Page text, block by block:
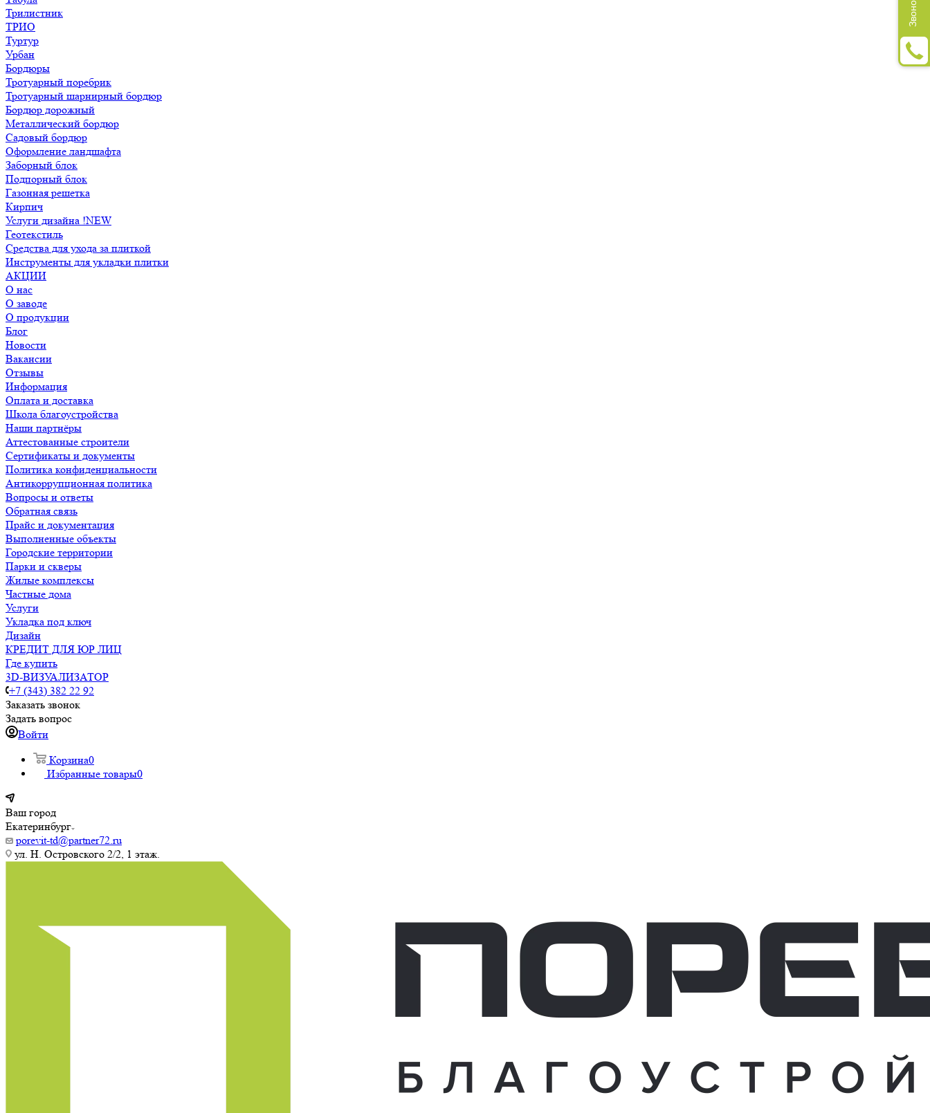
Трилистник
ТРИО
Туртур
Урбан
Бордюры
Тротуарный поребрик
Тротуарный шарнирный бордюр
Бордюр дорожный
Металлический бордюр
Садовый бордюр
Оформление ландшафта
Заборный блок
Подпорный блок
Газонная решетка
Кирпич
Услуги дизайна !NEW
Геотекстиль
Средства для ухода за плиткой
Инструменты для укладки плитки
АКЦИИ
О нас
О заводе
О продукции
Блог
Новости
Вакансии
Отзывы
Информация
Оплата и доставка
Школа благоустройства
Наши партнёры
Аттестованные строители
Сертификаты и документы
Политика конфиденциальности
Антикоррупционная политика
Вопросы и ответы
Обратная связь
Прайс и документация
Выполненные объекты
Городские территории
Парки и скверы
Жилые комплексы
Частные дома
Услуги
Укладка под ключ
Дизайн
КРЕДИТ ДЛЯ ЮР ЛИЦ
Где купить
3D-ВИЗУАЛИЗАТОР
+7 (343) 382 22 92
Заказать звонок
Задать вопрос
Войти
Корзина0
Избранные товары0
Ваш город
Екатеринбург
porevit-td@partner72.ru
ул. Н. Островского 2/2, 1 этаж.